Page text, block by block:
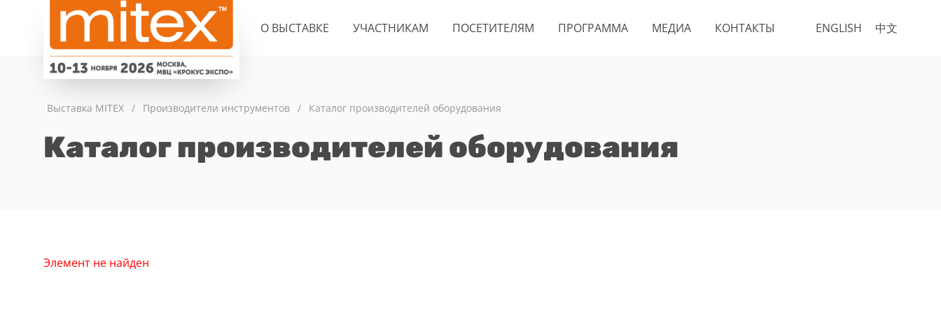
ENGLISH 中文
О ВЫСТАВКЕ УЧАСТНИКАМ ПОСЕТИТЕЛЯМ ПРОГРАММА МЕДИА КОНТАКТЫ
Выставка MITEX / Производители инструментов / Каталог производителей оборудования
Каталог производителей оборудования
Элемент не найден